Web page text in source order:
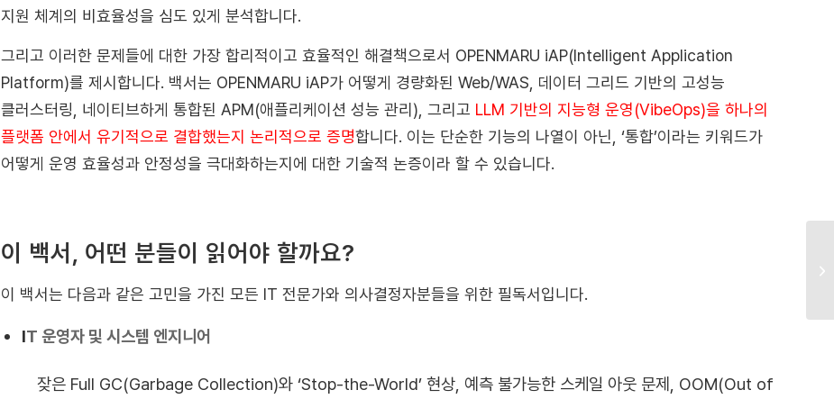
지원 체계의 비효율성을 심도 있게 분석합니다.
그리고 이러한 문제들에 대한 가장 합리적이고 효율적인 해결책으로서 OPENMARU iAP(Intelligent Application
Platform)를 제시합니다. 백서는 OPENMARU iAP가 어떻게 경량화된 Web/WAS, 데이터 그리드 기반의 고성능
클러스터링, 네이티브하게 통합된 APM(애플리케이션 성능 관리), 그리고 LLM 기반의 지능형 운영(VibeOps)을 하나의
플랫폼 안에서 유기적으로 결합했는지 논리적으로 증명합니다. 이는 단순한 기능의 나열이 아닌, ‘통합’이라는 키워드가
어떻게 운영 효율성과 안정성을 극대화하는지에 대한 기술적 논증이라 할 수 있습니다.
이 백서, 어떤 분들이 읽어야 할까요?
이 백서는 다음과 같은 고민을 가진 모든 IT 전문가와 의사결정자분들을 위한 필독서입니다.
IT 운영자 및 시스템 엔지니어
잦은 Full GC(Garbage Collection)와 ‘Stop-the-World’ 현상, 예측 불가능한 스케일 아웃 문제, OOM(Out of